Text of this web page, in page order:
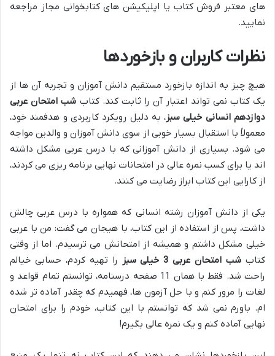
های معتبر فروش کتاب یا اپلیکیشن های کتابخوانی مجاز مراجعه
نمایید.
نظرات کاربران و بازخوردها
هیچ چیز به اندازه بازخورد مستقیم دانش آموزان و تجربه آن ها از
یک کتاب نمی تواند اعتبار آن را ثابت کند. کتاب شب امتحان عربی
دوازدهم انسانی خیلی سبز، به دلیل رویکرد کاربردی و هدفمند خود،
معمولاً با استقبال بسیار خوبی از سوی دانش آموزان و والدین مواجه
می شود. بسیاری از دانش آموزانی که با درس عربی مشکل داشته
اند یا برای کسب نمره عالی در امتحانات نهایی برنامه ریزی می کردند،
از کارایی این کتاب ابراز رضایت می کنند.
یکی از دانش آموزان رشته انسانی که همواره با درس عربی چالش
داشت، پس از استفاده از این کتاب، با هیجان می گفت: من با عربی
خیلی مشکل داشتم و همیشه از امتحانش می ترسیدم. اما از وقتی
کتاب شب امتحان عربی 3 خیلی سبز
را تهیه کردم، حسابی خیالم
راحت شد. فقط با همان 11 صفحه درسنامه، توانستم تمام قواعد و
لغات را مرور کنم و با حل آزمون ها، فهمیدم که چقدر آماده تر شده
ام. باورم نمی شد که توانستم با این کتاب، خودم را برای امتحان
نهایی آماده کنم و یک نمره عالی بگیرم!